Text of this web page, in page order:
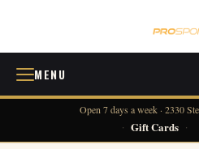
MENU
☎ 418 380-0775 ✉
Open 7 days a week · 2330
· Gift Cards ·